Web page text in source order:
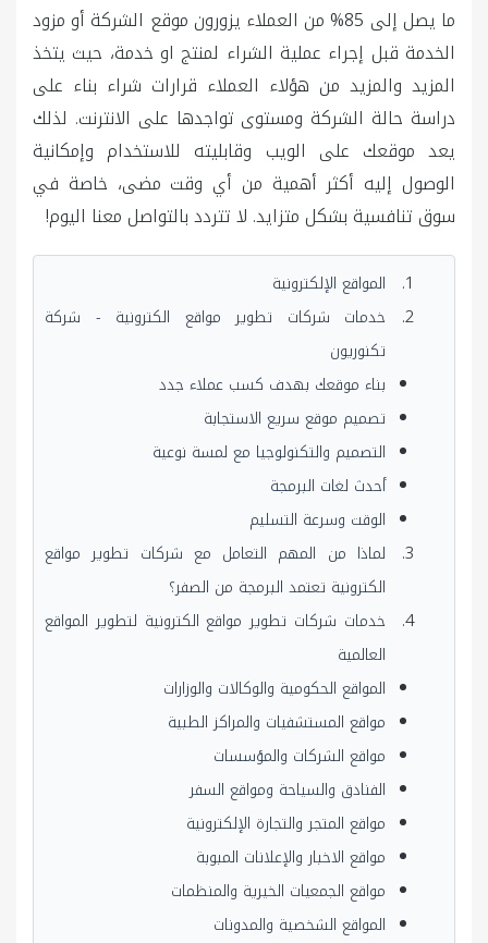
ما يصل إلى 85% من العملاء يزورون موقع الشركة أو مزود
الخدمة قبل إجراء عملية الشراء لمنتج او خدمة، حيث يتخذ
المزيد والمزيد من هؤلاء العملاء قرارات شراء بناء على
دراسة حالة الشركة ومستوى تواجدها على الانترنت. لذلك
يعد موقعك على الويب وقابليته للاستخدام وإمكانية
الوصول إليه أكثر أهمية من أي وقت مضى، خاصة في
سوق تنافسية بشكل متزايد. لا تتردد بالتواصل معنا اليوم!
المواقع الإلكترونية
خدمات شركات تطوير مواقع الكترونية - شركة
تكنوريون
بناء موقعك بهدف كسب عملاء جدد
تصميم موقع سريع الاستجابة
التصميم والتكنولوجيا مع لمسة نوعية
أحدث لغات البرمجة
الوقت وسرعة التسليم
لماذا من المهم التعامل مع شركات تطوير مواقع
الكترونية تعتمد البرمجة من الصفر؟
خدمات شركات تطوير مواقع الكترونية لتطوير المواقع
العالمية
المواقع الحكومية والوكالات والوزارات
مواقع المستشفيات والمراكز الطبية
مواقع الشركات والمؤسسات
الفنادق والسياحة ومواقع السفر
مواقع المتجر والتجارة الإلكترونية
مواقع الاخبار والإعلانات المبوبة
مواقع الجمعيات الخيرية والمنظمات
المواقع الشخصية والمدونات